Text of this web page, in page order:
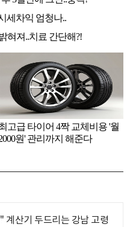
계산기 두드리는 강남 고령